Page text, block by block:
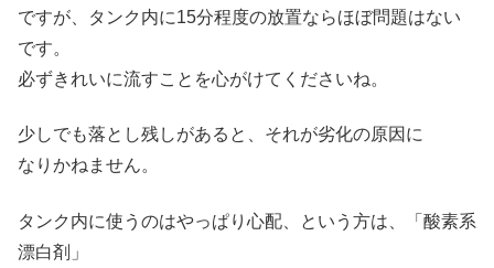
ですが、タンク内に15分程度の放置ならほぼ問題はない
です。
必ずきれいに流すことを心がけてくださいね。
少しでも落とし残しがあると、それが劣化の原因に
なりかねません。
タンク内に使うのはやっぱり心配、という方は、「酸素系
漂白剤」